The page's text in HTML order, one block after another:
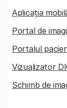
Aplicația
Portal de
Portalul
Vizualizator
Schimb de